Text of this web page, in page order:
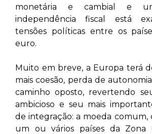
monetária e cambial e
independência fiscal está
tensões políticas entre os
euro.
Muito em breve, a Europa terá
mais coesão, perda de
caminho oposto, revertendo
ambicioso e seu mais
de integração: a moeda comum,
um ou vários países da Zona